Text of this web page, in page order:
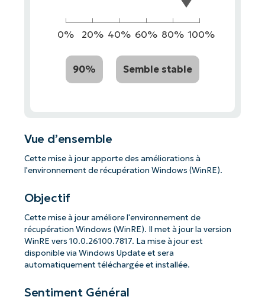
0% 20% 40% 60% 80% 100%
90% Semble stable
Vue d’ensemble
Cette mise à jour apporte des améliorations à
l'environnement de récupération Windows (WinRE).
Objectif
Cette mise à jour améliore l'environnement de
récupération Windows (WinRE). Il met à jour la version
WinRE vers 10.0.26100.7817. La mise à jour est
disponible via Windows Update et sera
automatiquement téléchargée et installée.
Sentiment Général